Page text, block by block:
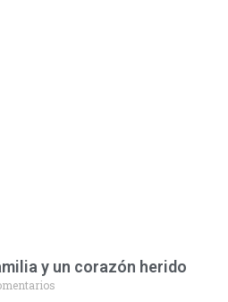
y un corazón herido